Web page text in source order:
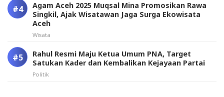
Agam Aceh 2025 Muqsal Mina Promosikan Rawa
Singkil, Ajak Wisatawan Jaga Surga Ekowisata
Aceh
Wisata
Rahul Resmi Maju Ketua Umum PNA, Target
Satukan Kader dan Kembalikan Kejayaan Partai
Politik